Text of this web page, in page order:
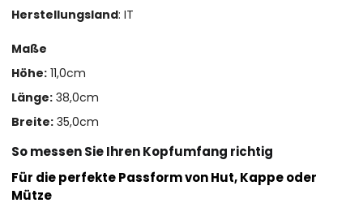
Herstellungsland: IT
Maße
Höhe: 11,0cm
Länge: 38,0cm
Breite: 35,0cm
So messen Sie Ihren Kopfumfang richtig
Für die perfekte Passform von Hut, Kappe oder
Mütze